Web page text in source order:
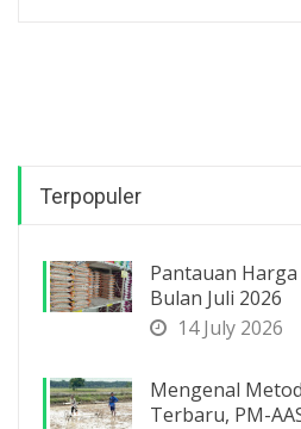
Terpopuler
Pantauan
Bulan Juli 2026
14 July 2026
Mengenal
Terbaru, PM-